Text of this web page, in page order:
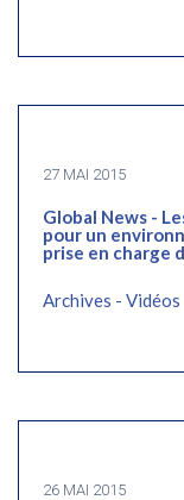
27 MAI 2015
Global News -
pour un
prise en charge
Archives - Vidéos
26 MAI 2015